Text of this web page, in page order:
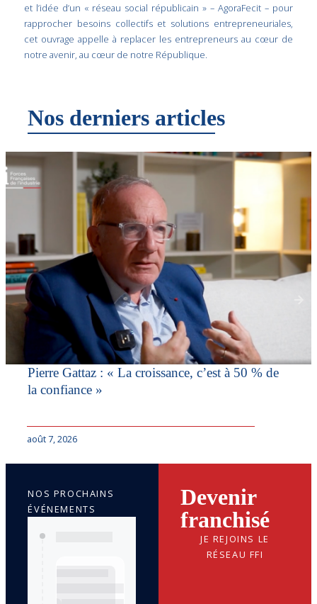
et l’idée d’un « réseau social républicain » – AgoraFecit – pour
rapprocher besoins collectifs et solutions entrepreneuriales,
cet ouvrage appelle à replacer les entrepreneurs au cœur de
notre avenir, au cœur de notre République.
Nos derniers articles
Pierre Gattaz : « La croissance, c’est à 50 % de
la confiance »
août 7, 2026
Devenir
franchisé
JE REJOINS LE
RÉSEAU FFI
NOS PROCHAINS
ÉVÉNEMENTS